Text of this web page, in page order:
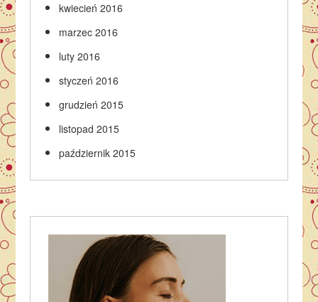
kwiecień 2016
marzec 2016
luty 2016
styczeń 2016
grudzień 2015
listopad 2015
październik 2015